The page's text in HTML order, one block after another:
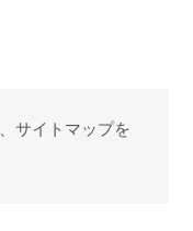
サイトマップを